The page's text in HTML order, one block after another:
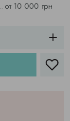
от 10 000 грн